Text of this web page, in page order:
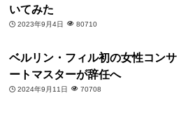
いてみた
2023年9月4日 80710
ベルリン・フィル初の女性コンサ
ートマスターが辞任へ
2024年9月11日 70708